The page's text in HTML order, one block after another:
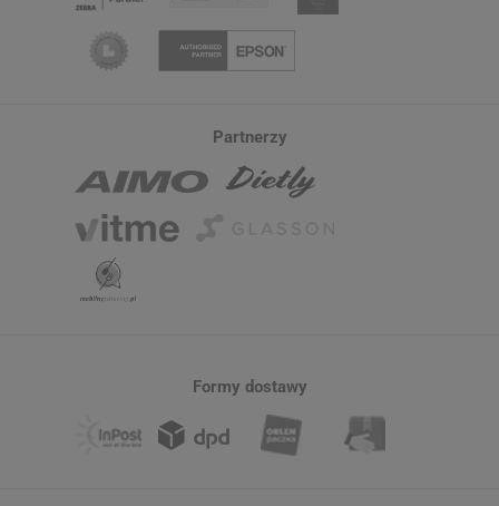
Partnerzy
Formy dostawy